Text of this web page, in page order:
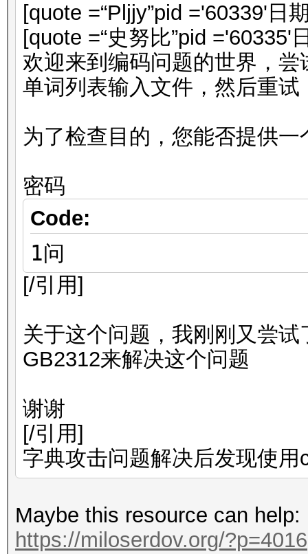
[quote =“Pljjy”pid ='60339'日
[quote =“史努比”pid ='60335'
欢迎来到编码问题的世界，
单词列表输入文件，然后重试
为了检查目的，您能否提供
密码
Code:
1问
[/引用]
关于这个问题，我刚刚又尝
GB2312来解决这个问题
谢谢
[/引用]
字典攻击问题解决后发现使
Maybe this resource can help:
https://miloserdov.org/?p=4016